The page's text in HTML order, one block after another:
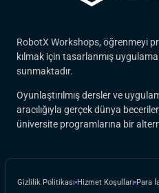
RobotX Workshops, öğrenmeyi
kılmak için tasarlanmış
sunmaktadır.
Oyunlaştırılmış dersler ve
aracılığıyla gerçek dünya
üniversite programlarına bir
Gizlilik Politikası Hizmet Koşulları Para